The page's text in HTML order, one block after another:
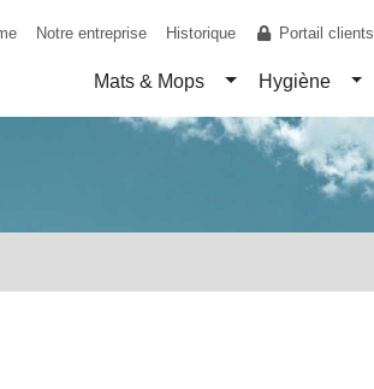
Notre entreprise Historique Portail clients
Mats & Mops Toggle Dropdown
Hygiène